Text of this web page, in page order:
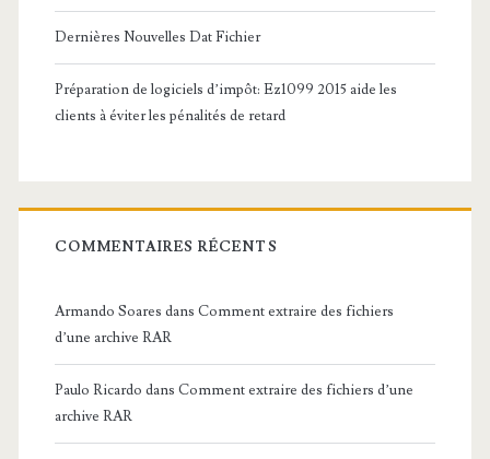
Dernières Nouvelles Dat Fichier
Préparation de logiciels d’impôt: Ez1099 2015 aide les
clients à éviter les pénalités de retard
COMMENTAIRES RÉCENTS
Armando Soares dans Comment extraire des fichiers
d’une archive RAR
Paulo Ricardo dans Comment extraire des fichiers d’une
archive RAR